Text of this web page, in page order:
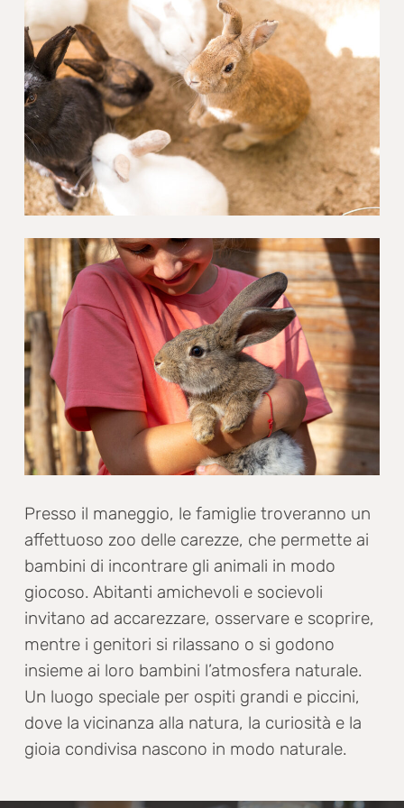
Presso il maneggio, le famiglie troveranno un
affettuoso zoo delle carezze, che permette ai
bambini di incontrare gli animali in modo
giocoso. Abitanti amichevoli e socievoli
invitano ad accarezzare, osservare e scoprire,
mentre i genitori si rilassano o si godono
insieme ai loro bambini l’atmosfera naturale.
Un luogo speciale per ospiti grandi e piccini,
dove la vicinanza alla natura, la curiosità e la
gioia condivisa nascono in modo naturale.